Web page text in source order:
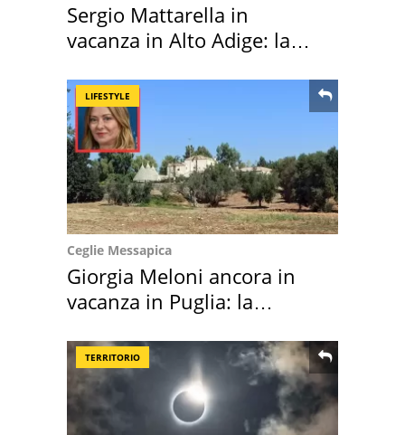
Sergio Mattarella in
vacanza in Alto Adige: la
LIFESTYLE
Ceglie Messapica
Giorgia Meloni ancora in
vacanza in Puglia: la
TERRITORIO